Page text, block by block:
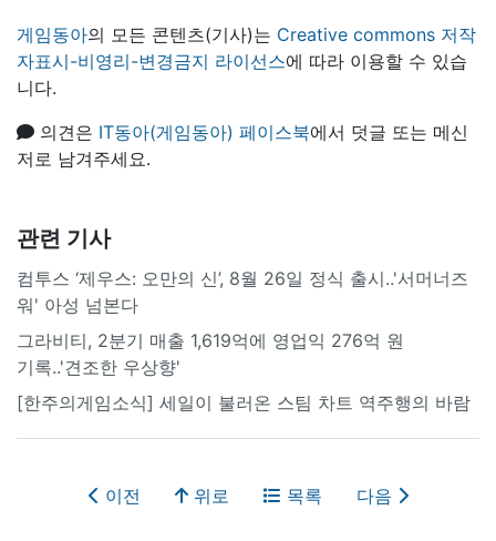
게임동아의 모든 콘텐츠(기사)는 Creative commons 저작
자표시-비영리-변경금지 라이선스에 따라 이용할 수 있습
니다.
의견은 IT동아(게임동아) 페이스북에서 덧글 또는 메신
저로 남겨주세요.
관련 기사
컴투스 ‘제우스: 오만의 신’, 8월 26일 정식 출시..'서머너즈
워' 아성 넘본다
그라비티, 2분기 매출 1,619억에 영업익 276억 원
기록..'견조한 우상향'
[한주의게임소식] 세일이 불러온 스팀 차트 역주행의 바람
이전 위로 목록 다음